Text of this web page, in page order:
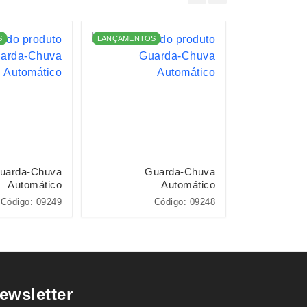
Chuva
Automático
Código: 09249
LANÇAMENTOS
Guarda-Chuva
Automático
Código: 09248